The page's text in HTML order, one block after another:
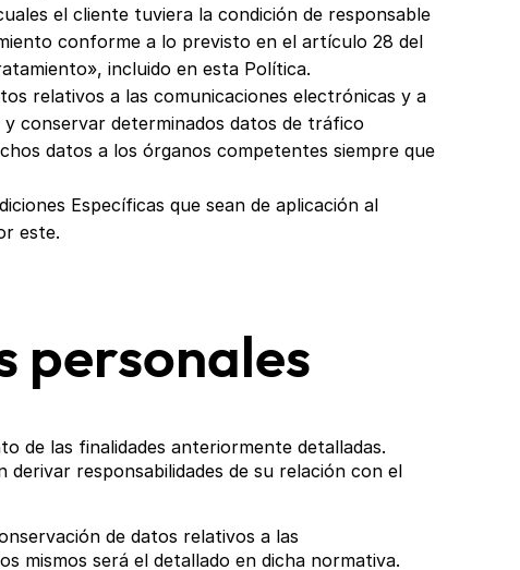
el cliente tuviera la condición de responsable
conforme a lo previsto en el artículo 28 del
incluido en esta Política.
relativos a las comunicaciones electrónicas y a
conservar determinados datos de tráfico
datos a los órganos competentes siempre que
Específicas que sean de aplicación al
este.
personales
de las finalidades anteriormente detalladas.
responsabilidades de su relación con el
de datos relativos a las
mismos será el detallado en dicha normativa.